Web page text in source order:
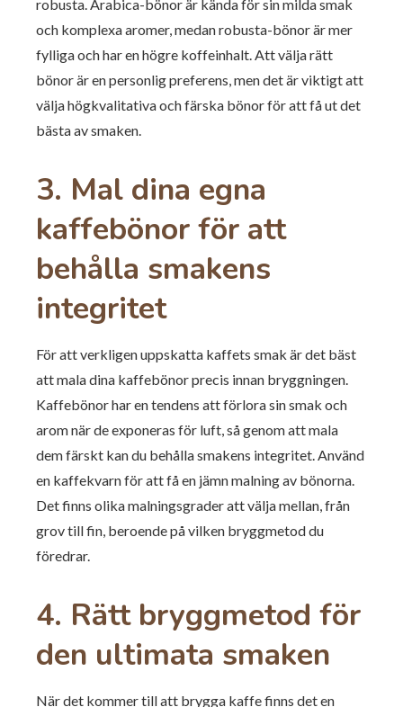
robusta. Arabica-bönor är kända för sin milda smak
och komplexa aromer, medan robusta-bönor är mer
fylliga och har en högre koffeinhalt. Att välja rätt
bönor är en personlig preferens, men det är viktigt att
välja högkvalitativa och färska bönor för att få ut det
bästa av smaken.
3. Mal dina egna
kaffebönor för att
behålla smakens
integritet
För att verkligen uppskatta kaffets smak är det bäst
att mala dina kaffebönor precis innan bryggningen.
Kaffebönor har en tendens att förlora sin smak och
arom när de exponeras för luft, så genom att mala
dem färskt kan du behålla smakens integritet. Använd
en kaffekvarn för att få en jämn malning av bönorna.
Det finns olika malningsgrader att välja mellan, från
grov till fin, beroende på vilken bryggmetod du
föredrar.
4. Rätt bryggmetod för
den ultimata smaken
När det kommer till att brygga kaffe finns det en